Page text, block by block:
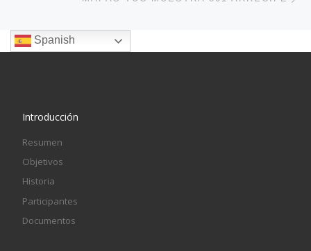
Spanish
Introducción
Resumen
Objetivos
Historia
Participantes
Documentos